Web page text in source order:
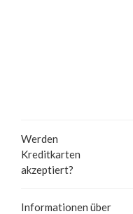
Werden
Kreditkarten
akzeptiert?
Informationen über